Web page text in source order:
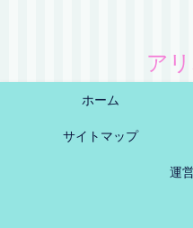
ア
ホーム
サイトマップ
運